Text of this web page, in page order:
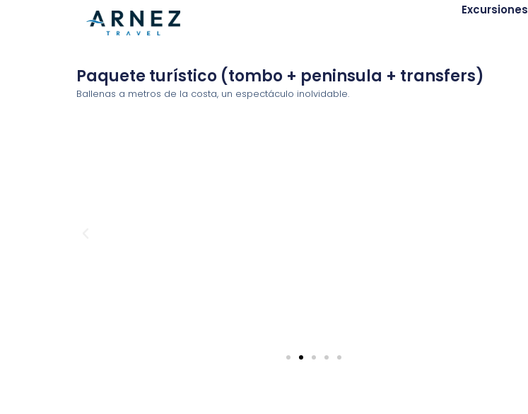
Excursiones
Paquete turístico (tombo + peninsula + transfers)
Ballenas a metros de la costa, un espectáculo inolvidable.